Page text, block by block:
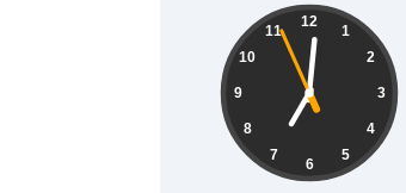
19:00:56 12
1
2
3
4
5
6
7
8
9
10
11